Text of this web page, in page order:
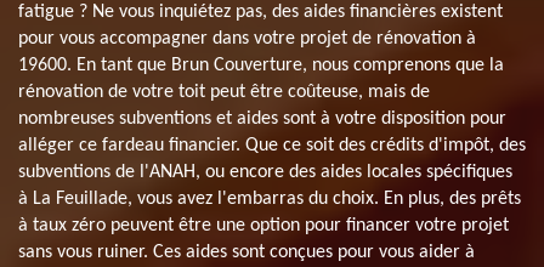
fatigue ? Ne vous inquiétez pas, des aides financières existent
pour vous accompagner dans votre projet de rénovation à
19600. En tant que Brun Couverture, nous comprenons que la
rénovation de votre toit peut être coûteuse, mais de
nombreuses subventions et aides sont à votre disposition pour
alléger ce fardeau financier. Que ce soit des crédits d'impôt, des
subventions de l'ANAH, ou encore des aides locales spécifiques
à La Feuillade, vous avez l'embarras du choix. En plus, des prêts
à taux zéro peuvent être une option pour financer votre projet
sans vous ruiner. Ces aides sont conçues pour vous aider à